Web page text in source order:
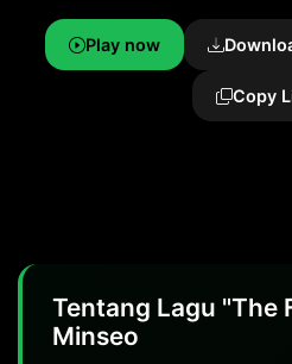
Play now
Copy
Tentang Lagu "The
Minseo